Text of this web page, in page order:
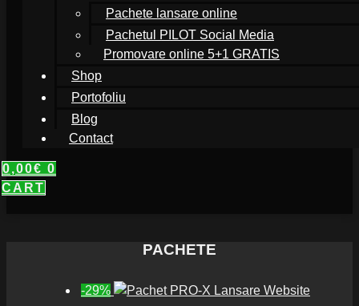
Pachete lansare online
Pachetul PILOT Social Media
Promovare online 5+1 GRATIS
Shop
Portofoliu
Blog
Contact
0,00€ 0
CART
PACHETE
-29%